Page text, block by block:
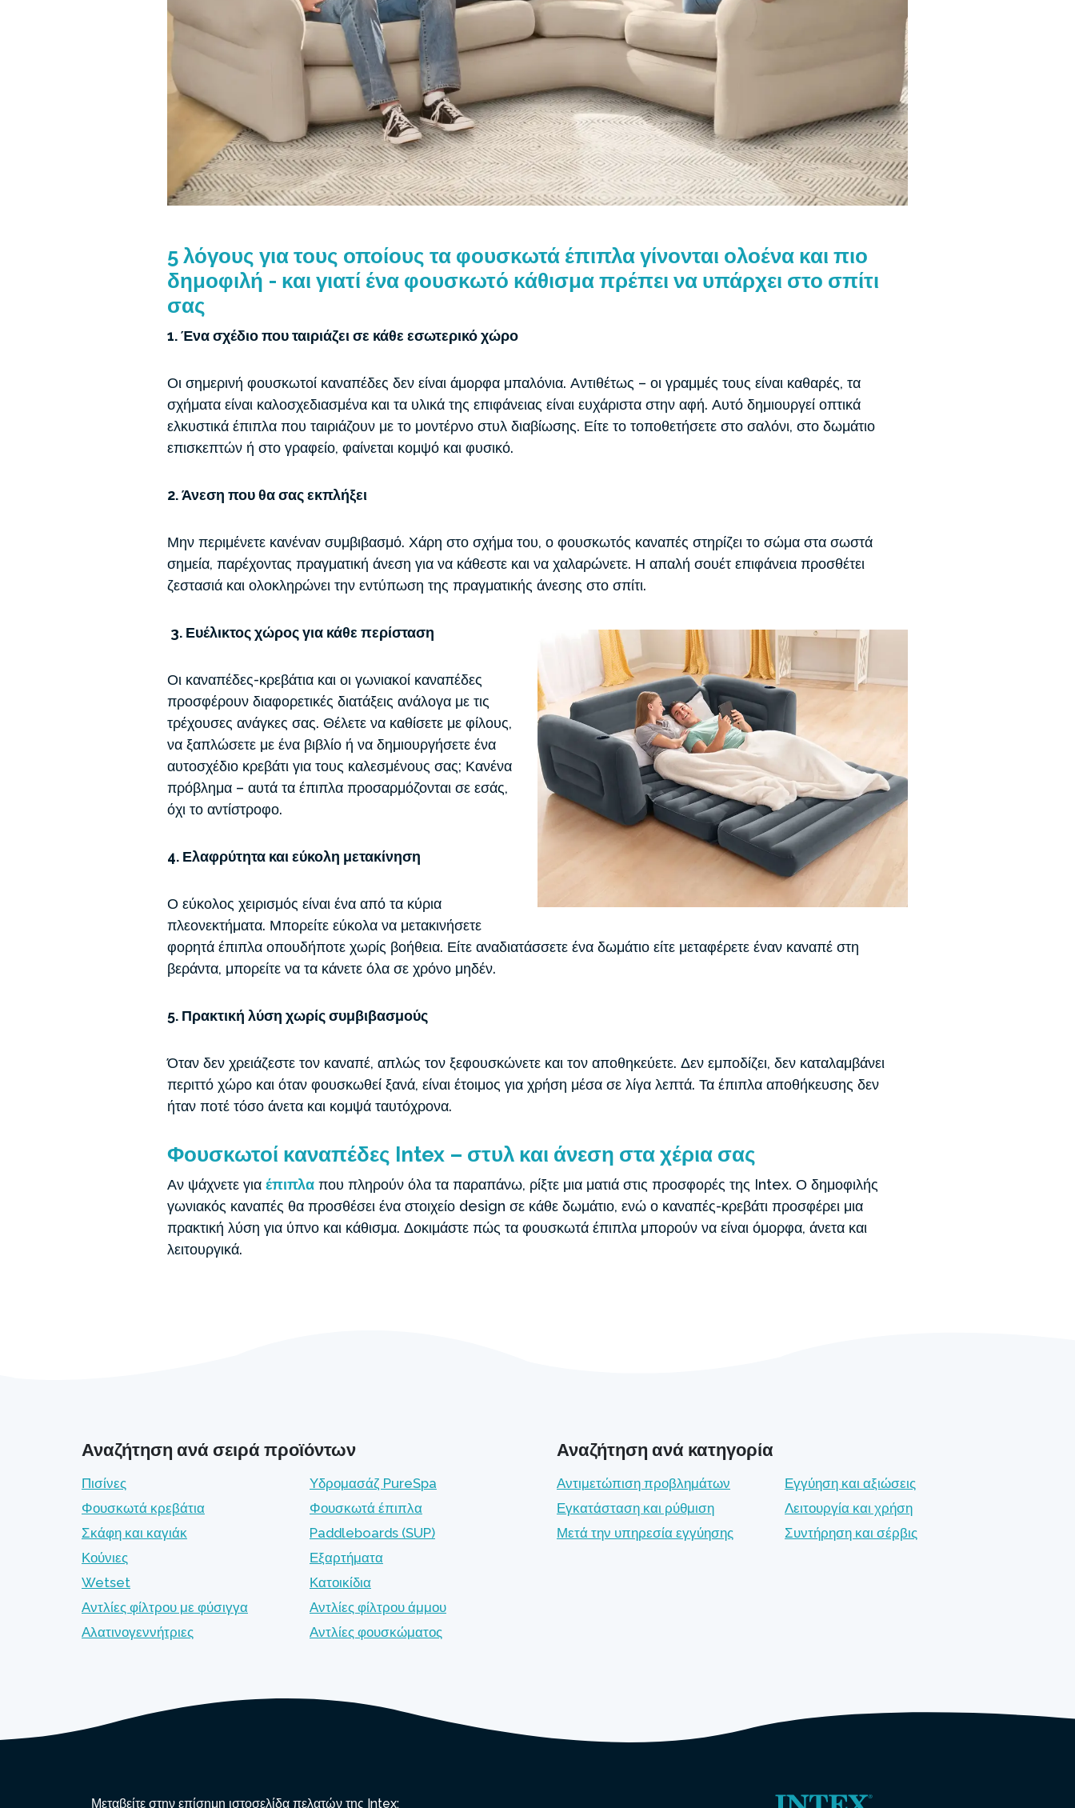
5 λόγους για τους οποίους τα φουσκωτά έπιπλα γίνονται ολοένα και πιο
δημοφιλή - και γιατί ένα φουσκωτό κάθισμα πρέπει να υπάρχει στο σπίτι
σας
1. Ένα σχέδιο που ταιριάζει σε κάθε εσωτερικό χώρο
Οι σημερινή φουσκωτοί καναπέδες δεν είναι άμορφα μπαλόνια. Αντιθέτως – οι γραμμές τους είναι καθαρές, τα
σχήματα είναι καλοσχεδιασμένα και τα υλικά της επιφάνειας είναι ευχάριστα στην αφή. Αυτό δημιουργεί οπτικά
ελκυστικά έπιπλα που ταιριάζουν με το μοντέρνο στυλ διαβίωσης. Είτε το τοποθετήσετε στο σαλόνι, στο δωμάτιο
επισκεπτών ή στο γραφείο, φαίνεται κομψό και φυσικό.
2. Άνεση που θα σας εκπλήξει
Μην περιμένετε κανέναν συμβιβασμό. Χάρη στο σχήμα του, ο φουσκωτός καναπές στηρίζει το σώμα στα σωστά
σημεία, παρέχοντας πραγματική άνεση για να κάθεστε και να χαλαρώνετε. Η απαλή σουέτ επιφάνεια προσθέτει
ζεστασιά και ολοκληρώνει την εντύπωση της πραγματικής άνεσης στο σπίτι.
3. Ευέλικτος χώρος για κάθε περίσταση
Οι καναπέδες-κρεβάτια και οι γωνιακοί καναπέδες
προσφέρουν διαφορετικές διατάξεις ανάλογα με τις
τρέχουσες ανάγκες σας. Θέλετε να καθίσετε με φίλους,
να ξαπλώσετε με ένα βιβλίο ή να δημιουργήσετε ένα
αυτοσχέδιο κρεβάτι για τους καλεσμένους σας; Κανένα
πρόβλημα – αυτά τα έπιπλα προσαρμόζονται σε εσάς,
όχι το αντίστροφο.
4. Ελαφρύτητα και εύκολη μετακίνηση
Ο εύκολος χειρισμός είναι ένα από τα κύρια
πλεονεκτήματα. Μπορείτε εύκολα να μετακινήσετε
φορητά έπιπλα οπουδήποτε χωρίς βοήθεια. Είτε αναδιατάσσετε ένα δωμάτιο είτε μεταφέρετε έναν καναπέ στη
βεράντα, μπορείτε να τα κάνετε όλα σε χρόνο μηδέν.
5. Πρακτική λύση χωρίς συμβιβασμούς
Όταν δεν χρειάζεστε τον καναπέ, απλώς τον ξεφουσκώνετε και τον αποθηκεύετε. Δεν εμποδίζει, δεν καταλαμβάνει
περιττό χώρο και όταν φουσκωθεί ξανά, είναι έτοιμος για χρήση μέσα σε λίγα λεπτά. Τα έπιπλα αποθήκευσης δεν
ήταν ποτέ τόσο άνετα και κομψά ταυτόχρονα.
Φουσκωτοί καναπέδες Intex – στυλ και άνεση στα χέρια σας
Αν ψάχνετε για έπιπλα που πληρούν όλα τα παραπάνω, ρίξτε μια ματιά στις προσφορές της Intex. Ο δημοφιλής
γωνιακός καναπές θα προσθέσει ένα στοιχείο design σε κάθε δωμάτιο, ενώ ο καναπές-κρεβάτι προσφέρει μια
πρακτική λύση για ύπνο και κάθισμα. Δοκιμάστε πώς τα φουσκωτά έπιπλα μπορούν να είναι όμορφα, άνετα και
λειτουργικά.
Αναζήτηση ανά σειρά προϊόντων
Πισίνες
Υδρομασάζ PureSpa
Φουσκωτά κρεβάτια
Φουσκωτά έπιπλα
Σκάφη και καγιάκ
Paddleboards (SUP)
Κούνιες
Εξαρτήματα
Wetset
Κατοικίδια
Αντλίες φίλτρου με φύσιγγα
Αντλίες φίλτρου άμμου
Αλατινογεννήτριες
Αντλίες φουσκώματος
Αναζήτηση ανά κατηγορία
Αντιμετώπιση προβλημάτων
Εγγύηση και αξιώσεις
Εγκατάσταση και ρύθμιση
Λειτουργία και χρήση
Μετά την υπηρεσία εγγύησης
Συντήρηση και σέρβις
Μεταβείτε στην επίσημη ιστοσελίδα πελατών της Intex: